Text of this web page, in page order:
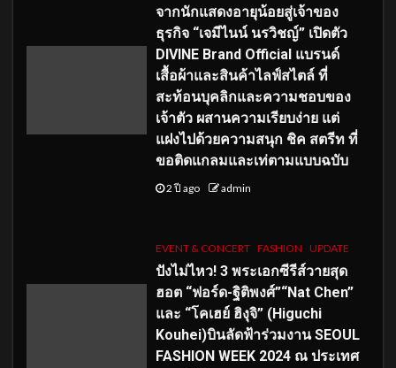
จากนักแสดงอายุน้อยสู่เจ้าของ
ธุรกิจ “เจมีไนน์ นรวิชญ์” เปิดตัว
DIVINE Brand Official แบรนด์
เสื้อผ้าและสินค้าไลฟ์สไตล์ ที่
สะท้อนบุคลิกและความชอบของ
เจ้าตัว ผสานความเรียบง่าย แต่
แฝงไปด้วยความสนุก ชิค สตรีท ที่
ขอติดแกลมและเท่ตามแบบฉบับ
2 ปี ago admin
EVENT & CONCERT FASHION UPDATE
ปังไม่ไหว! 3 พระเอกซีรีส์วายสุด
ฮอต “ฟอร์ด-ฐิติพงศ์”“Nat Chen”
และ “โคเฮย์ ฮิงุจิ” (Higuchi
Kouhei)บินลัดฟ้าร่วมงาน SEOUL
FASHION WEEK 2024 ณ ประเทศ